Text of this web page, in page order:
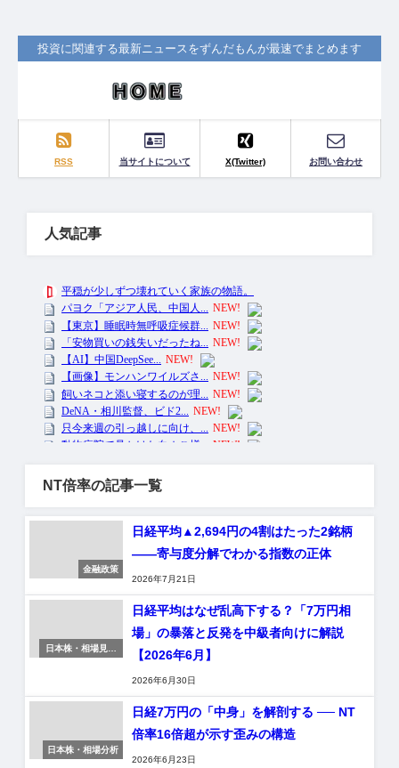
投資に関連する最新ニュースをずんだもんが最速でまとめます
RSS 当サイトについて X(Twitter) お問い合わせ
人気記事
NT倍率の記事一覧
金融政策
日経平均▲2,694円の4割はたった2銘柄
——寄与度分解でわかる指数の正体
2026年7月21日
日本株・相場見通
日経平均はなぜ乱高下する？「7万円相
場」の暴落と反発を中級者向けに解説
【2026年6月】
2026年6月30日
日本株・相場分析
日経7万円の「中身」を解剖する ── NT
倍率16倍超が示す歪みの構造
2026年6月23日